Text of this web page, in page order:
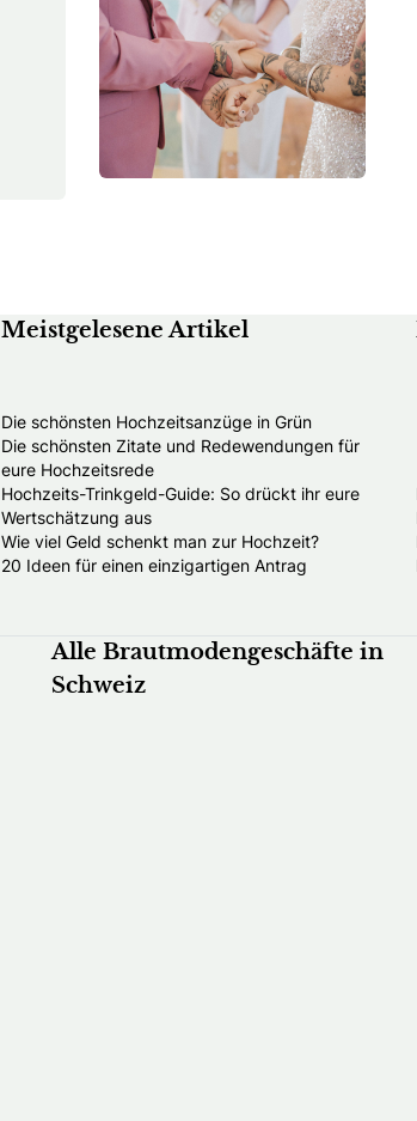
Meistgelesene Artikel
Die schönsten Hochzeitsanzüge in Grün
Die schönsten Zitate und Redewendungen für
eure Hochzeitsrede
Hochzeits-Trinkgeld-Guide: So drückt ihr eure
Wertschätzung aus
Wie viel Geld schenkt man zur Hochzeit?
20 Ideen für einen einzigartigen Antrag
Alle Brautmodengeschäfte in
Schweiz